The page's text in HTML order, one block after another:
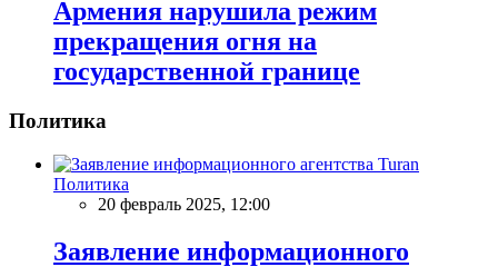
Армения нарушила режим
прекращения огня на
государственной границе
Политика
Политика
20 февраль 2025, 12:00
Заявление информационного